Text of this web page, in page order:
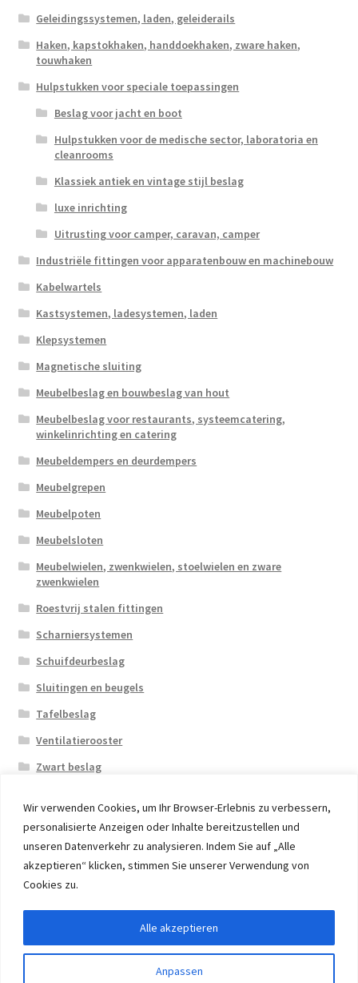
Wir verwenden Cookies, um Ihr Browser-Erlebnis zu verbessern,
personalisierte Anzeigen oder Inhalte bereitzustellen und
unseren Datenverkehr zu analysieren. Indem Sie auf „Alle
akzeptieren“ klicken, stimmen Sie unserer Verwendung von
Cookies zu.
Anpassen
Alle akzeptieren
Geleidingssystemen, laden, geleiderails
Haken, kapstokhaken, handdoekhaken, zware haken,
touwhaken
Hulpstukken voor speciale toepassingen
Beslag voor jacht en boot
Hulpstukken voor de medische sector, laboratoria en
cleanrooms
Klassiek antiek en vintage stijl beslag
luxe inrichting
Uitrusting voor camper, caravan, camper
Industriële fittingen voor apparatenbouw en machinebouw
Kabelwartels
Kastsystemen, ladesystemen, laden
Klepsystemen
Magnetische sluiting
Meubelbeslag en bouwbeslag van hout
Meubelbeslag voor restaurants, systeemcatering,
winkelinrichting en catering
Meubeldempers en deurdempers
Meubelgrepen
Meubelpoten
Meubelsloten
Meubelwielen, zwenkwielen, stoelwielen en zware
zwenkwielen
Roestvrij stalen fittingen
Scharniersystemen
Schuifdeurbeslag
Sluitingen en beugels
Tafelbeslag
Ventilatierooster
Zwart beslag
© 2026 Eruon Trade UG, Germany, member of the ERUON